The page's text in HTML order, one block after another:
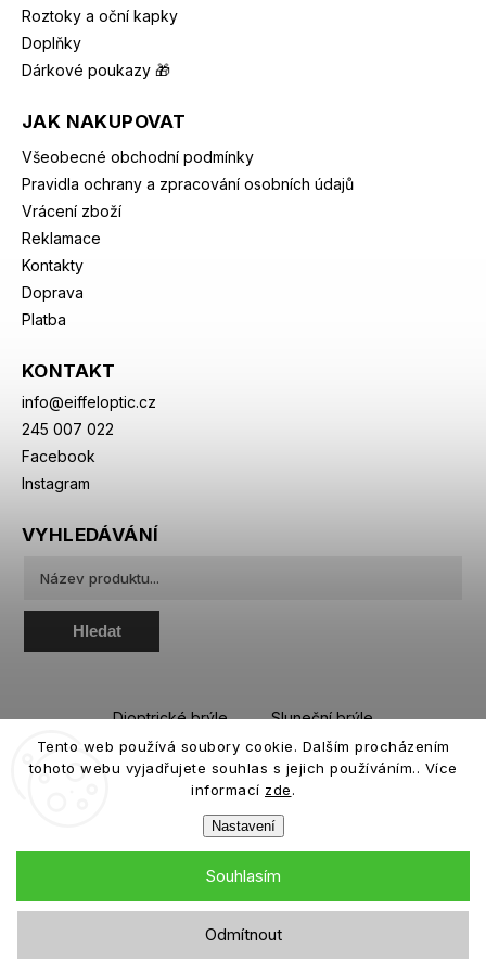
Tento web používá soubory cookie. Dalším procházením
tohoto webu vyjadřujete souhlas s jejich používáním.. Více
informací zde.
Nastavení
Odmítnout
Souhlasím
Roztoky a oční kapky
Doplňky
Dárkové poukazy 🎁
JAK NAKUPOVAT
Všeobecné obchodní podmínky
Pravidla ochrany a zpracování osobních údajů
Vrácení zboží
Reklamace
Kontakty
Doprava
Platba
KONTAKT
info@eiffeloptic.cz
245 007 022
Facebook
Instagram
VYHLEDÁVÁNÍ
Hledat
Dioptrické brýle
Sluneční brýle
Sportovní brýle
Kontaktní čočky
Roztoky a oční kapky
Copyright 2026eiffeloptic.cz. Všechna práva vyhrazena.